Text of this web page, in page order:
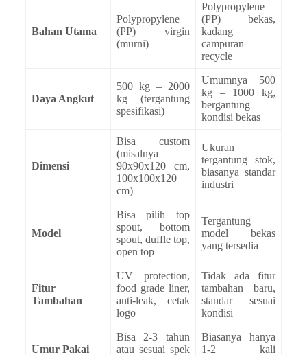
Bahan Utama
Polypropylene
(PP) virgin
(murni)
Polypropylene
(PP) bekas,
kadang
campuran
recycle
Daya Angkut
500 kg – 2000
kg (tergantung
spesifikasi)
Umumnya 500
kg – 1000 kg,
bergantung
kondisi bekas
Dimensi
Bisa custom
(misalnya
90x90x120 cm,
100x100x120
cm)
Ukuran
tergantung stok,
biasanya standar
industri
Model
Bisa pilih top
spout, bottom
spout, duffle top,
open top
Tergantung
model bekas
yang tersedia
Fitur
Tambahan
UV protection,
food grade liner,
anti-leak, cetak
logo
Tidak ada fitur
tambahan baru,
standar sesuai
kondisi
Umur Pakai
Bisa 2-3 tahun
atau sesuai spek
Biasanya hanya
1-2 kali